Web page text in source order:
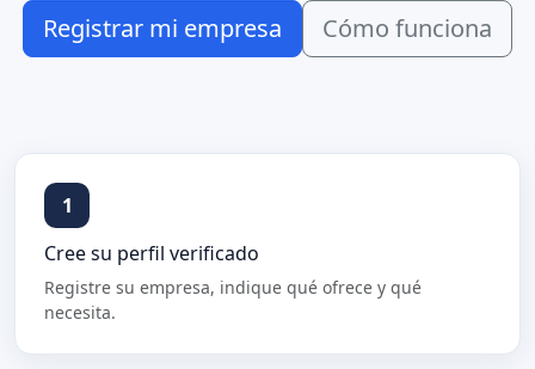
Registrar mi empresa Cómo funciona
1
Cree su perfil verificado
Registre su empresa, indique qué ofrece y qué
necesita.